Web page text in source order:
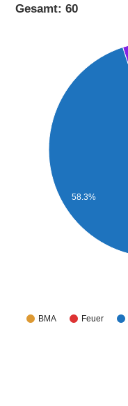
Gesamt: 60
BMA Feuer
58.3%